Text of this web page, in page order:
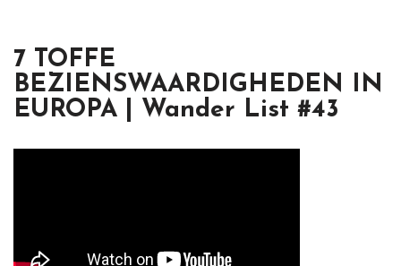
7 TOFFE
BEZIENSWAARDIGHEDEN IN
EUROPA | Wander List #43